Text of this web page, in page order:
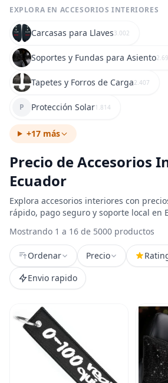
EXPLORA EN ACCESORIOS INTERIORES
Carcasas para Llaves3.002
Soportes y Fundas para Asiento
Tapetes y Forros de Carga2.407
P Protección Solar1.814
+17 más
Precio de Accesorios
Ecuador
Explora accesorios interiores con
rápido, pago seguro y soporte local en
Mostrando 1 a 16 de 5000 productos
Ordenar Precio
Envio rapido